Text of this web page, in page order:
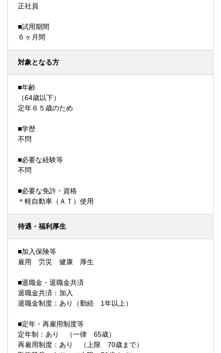
正社員
■試用期間
６ヶ月間
対象となる方
■年齢
（64歳以下）
定年６５歳のため
■学歴
不問
■必要な経験等
不問
■必要な免許・資格
＊軽自動車（ＡＴ）使用
待遇・福利厚生
■加入保険等
雇用 労災 健康 厚生
■退職金・退職金共済
退職金共済：加入
退職金制度：あり（勤続 1年以上）
■定年・再雇用制度等
定年制：あり （一律 65歳）
再雇用制度：あり （上限 70歳まで）